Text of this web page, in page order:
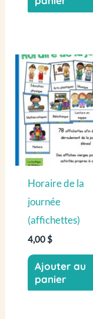
Horaire de la
journée
(affichettes)
4,00 $
Ajouter au
panier